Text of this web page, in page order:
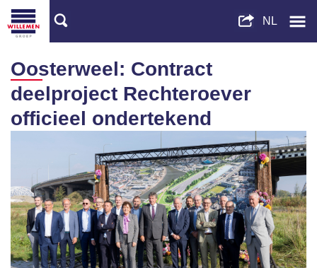
Oosterweel: Contract
deelproject Rechteroever
officieel ondertekend